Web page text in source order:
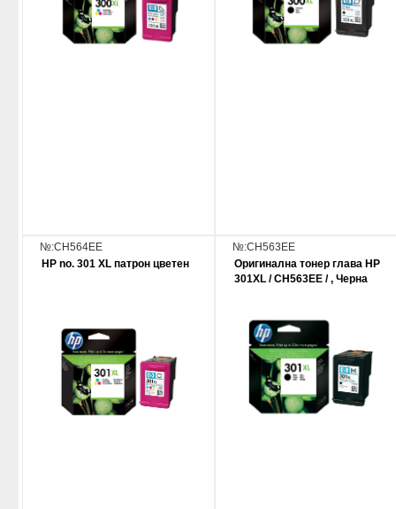
№:CH564EE
HP no. 301 XL патрон цветен
№:CH563EE
Оригинална тонер глава HP
301XL / CH563EE / , Черна